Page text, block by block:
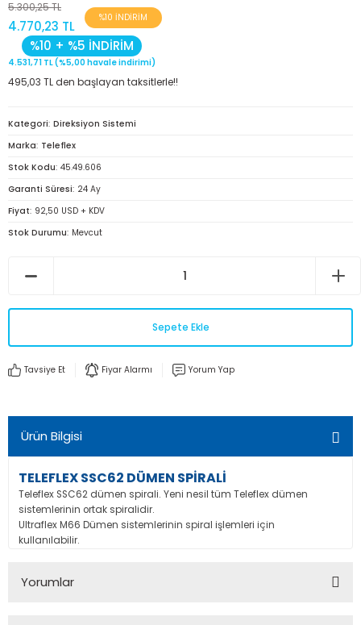
5.300,25 TL
4.770,23 TL
%10 İNDİRİM
%10 + %5 İNDİRİM
4.531,71 TL (%5,00 havale indirimi)
495,03 TL den başlayan taksitlerle!!
Kategori Direksiyon Sistemi
Marka Teleflex
Stok Kodu 45.49.606
Garanti Süresi 24 Ay
Fiyat 92,50 USD + KDV
Stok Durumu Mevcut
Sepete Ekle
Tavsiye Et Fiyar Alarmı Yorum Yap
Ürün Bilgisi
TELEFLEX SSC62 DÜMEN SPİRALİ
Teleflex SSC62 dümen spirali. Yeni nesil tüm Teleflex dümen
sistemlerinin ortak spiralidir.
Ultraflex M66 Dümen sistemlerinin spiral işlemleri için
kullanılabilir.
Yorumlar